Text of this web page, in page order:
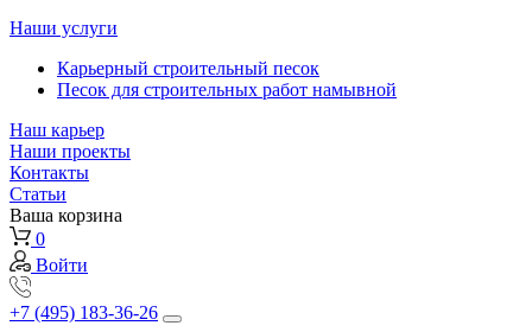
Наши услуги
Карьерный строительный песок
Песок для строительных работ намывной
Наш карьер
Наши проекты
Контакты
Статьи
Ваша корзина
0
Войти
+7 (495) 183-36-26